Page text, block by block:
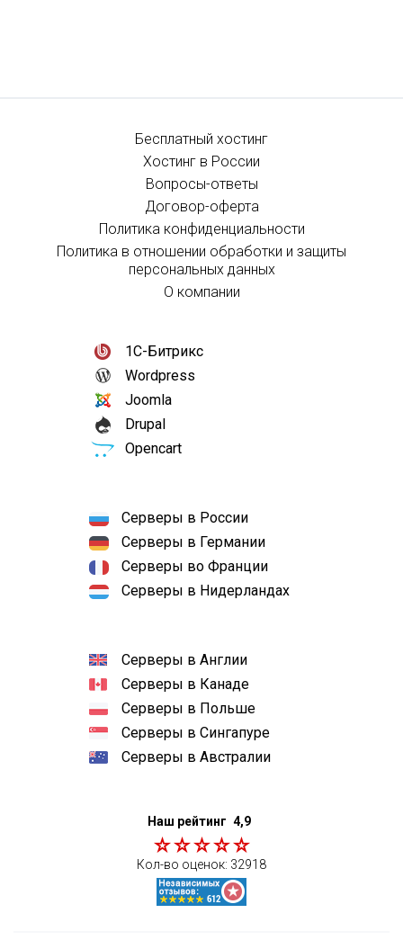
Бесплатный хостинг
Хостинг в России
Вопросы-ответы
Договор-оферта
Политика конфиденциальности
Политика в отношении обработки и защиты
персональных данных
О компании
1С-Битрикс
Wordpress
Joomla
Drupal
Opencart
Серверы в России
Серверы в Германии
Серверы во Франции
Серверы в Нидерландах
Серверы в Англии
Серверы в Канаде
Серверы в Польше
Серверы в Сингапуре
Серверы в Австралии
Наш рейтинг 4,9
Кол-во оценок: 32918